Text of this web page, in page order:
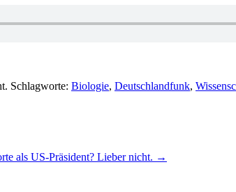
Schlagworte: Biologie, Deutschlandfunk,
als US-Präsident? Lieber nicht. →